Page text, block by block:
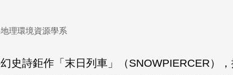
理環境資源學系
史詩鉅作「末日列車」（SNOWPIERCER）